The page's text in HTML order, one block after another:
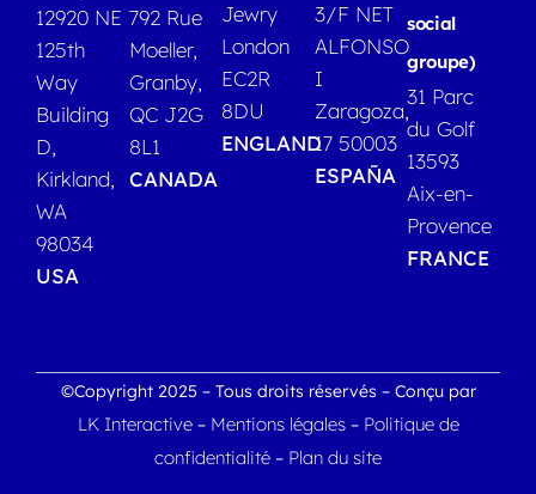
12920 NE
125th
Way
Building
D,
Kirkland,
WA
98034
USA
792 Rue
Moeller,
Granby,
QC J2G
8L1
CANADA
Jewry
London
EC2R
8DU
ENGLAND
3/F NET
ALFONSO
I
Zaragoza,
17 50003
ESPAÑA
social
groupe)
31 Parc
du Golf
13593
Aix-en-
Provence
FRANCE
©Copyright 2025 – Tous droits réservés – Conçu par
LK Interactive– Mentions légales – Politique de
confidentialité – Plan du site